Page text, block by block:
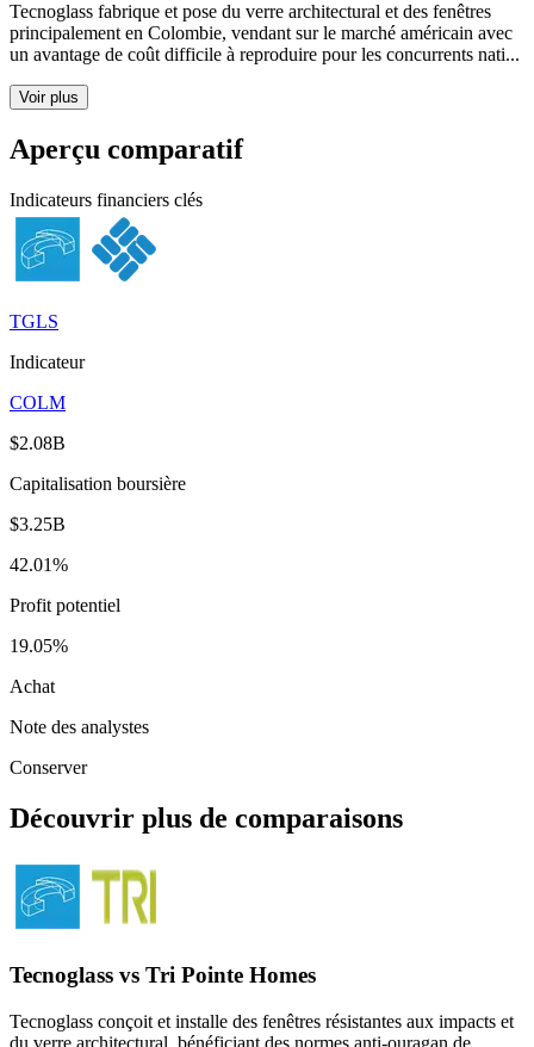
Tecnoglass fabrique et pose du verre architectural et des fenêtres
principalement en Colombie, vendant sur le marché américain avec
un avantage de coût difficile à reproduire pour les concurrents nati...
Voir plus
Aperçu comparatif
Indicateurs financiers clés
TGLS
Indicateur
COLM
$2.08B
Capitalisation boursière
$3.25B
42.01%
Profit potentiel
19.05%
Achat
Note des analystes
Conserver
Découvrir plus de comparaisons
Tecnoglass vs Tri Pointe Homes
Tecnoglass conçoit et installe des fenêtres résistantes aux impacts et
du verre architectural, bénéficiant des normes anti‑ouragan de